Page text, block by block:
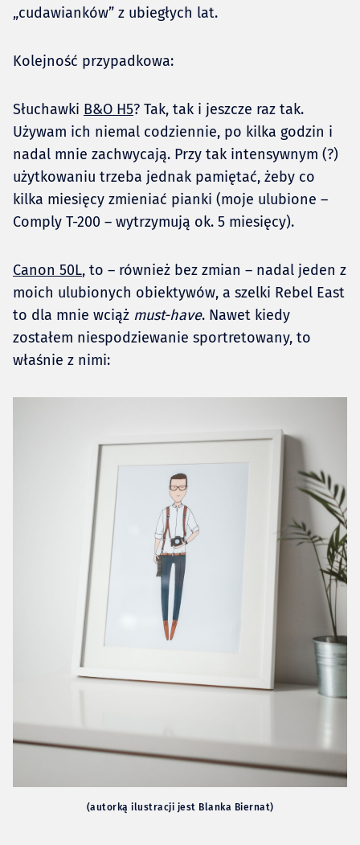
„cudawianków” z ubiegłych lat.
Kolejność przypadkowa:
Słuchawki B&O H5? Tak, tak i jeszcze raz tak.
Używam ich niemal codziennie, po kilka godzin i
nadal mnie zachwycają. Przy tak intensywnym (?)
użytkowaniu trzeba jednak pamiętać, żeby co
kilka miesięcy zmieniać pianki (moje ulubione –
Comply T-200 – wytrzymują ok. 5 miesięcy).
Canon 50L, to – również bez zmian – nadal jeden z
moich ulubionych obiektywów, a szelki Rebel East
to dla mnie wciąż must-have. Nawet kiedy
zostałem niespodziewanie sportretowany, to
właśnie z nimi:
(autorką ilustracji jest Blanka Biernat)